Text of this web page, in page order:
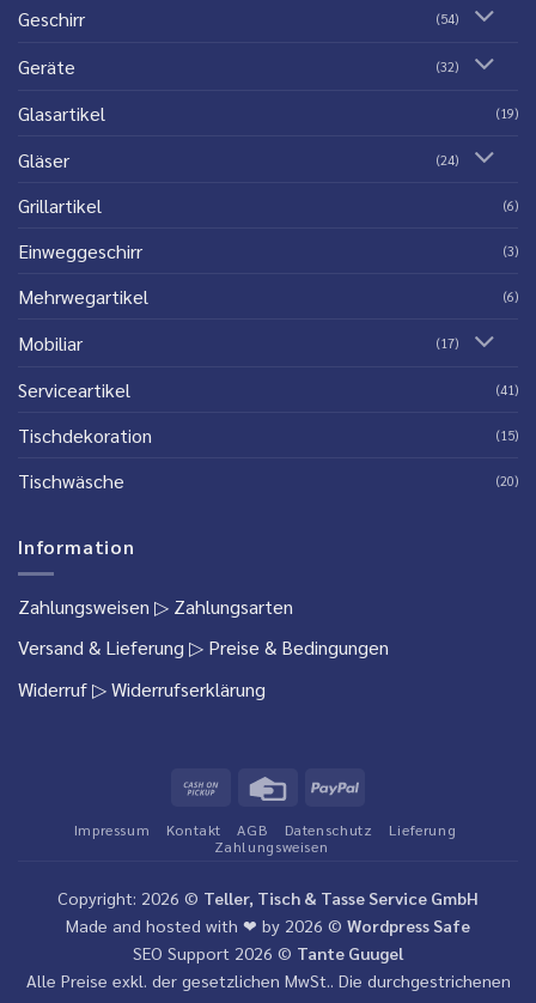
Geschirr (54)
Geräte (32)
Glasartikel (19)
Gläser (24)
Grillartikel (6)
Einweggeschirr (3)
Mehrwegartikel (6)
Mobiliar (17)
Serviceartikel (41)
Tischdekoration (15)
Tischwäsche (20)
Information
Zahlungsweisen ▷ Zahlungsarten
Versand & Lieferung ▷ Preise & Bedingungen
Widerruf▷ Widerrufserklärung
Cash
Pickup
Credit
PayPal
Impressum Kontakt AGB Datenschutz
Lieferung
Zahlungsweisen
Copyright: 2026 © Teller, Tisch & Tasse Service GmbH
Made and hosted with ❤ by 2026 © Wordpress Safe
SEO Support 2026 © Tante Guugel
Alle Preise exkl. der gesetzlichen MwSt.. Die durchgestrichenen